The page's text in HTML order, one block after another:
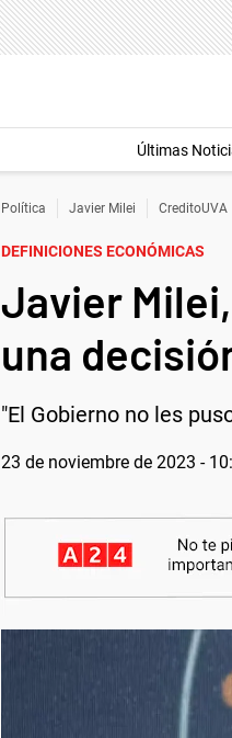
Últimas
Política Javier Milei CreditoUVA
DEFINICIONES ECONÓMICAS
Javier
una
"El Gobierno no les
23 de noviembre de 2023 -